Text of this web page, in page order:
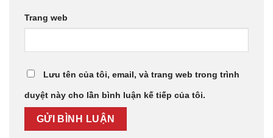
Trang web
Lưu tên của tôi, email, và trang web trong trình
duyệt này cho lần bình luận kế tiếp của tôi.